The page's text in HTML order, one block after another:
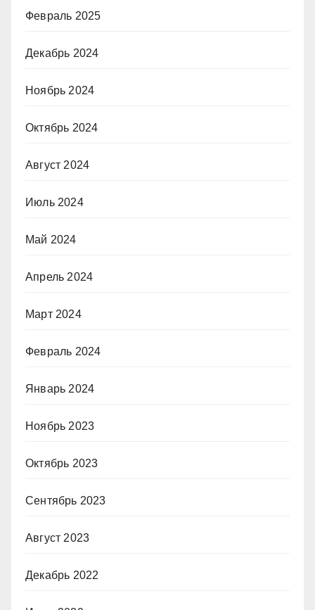
Февраль 2025
Декабрь 2024
Ноябрь 2024
Октябрь 2024
Август 2024
Июль 2024
Май 2024
Апрель 2024
Март 2024
Февраль 2024
Январь 2024
Ноябрь 2023
Октябрь 2023
Сентябрь 2023
Август 2023
Декабрь 2022